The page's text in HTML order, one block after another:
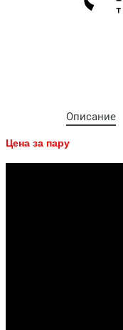
Описание
Цена за пару